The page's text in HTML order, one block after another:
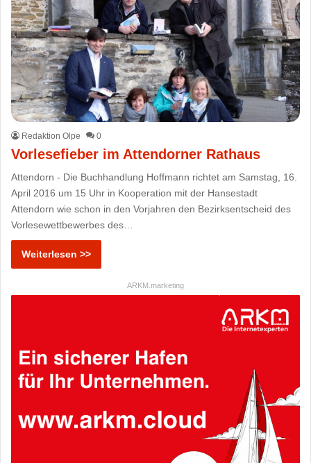
Redaktion Olpe 0
Vorlesefieber im Attendorner Rathaus
Attendorn - Die Buchhandlung Hoffmann richtet am Samstag, 16.
April 2016 um 15 Uhr in Kooperation mit der Hansestadt
Attendorn wie schon in den Vorjahren den Bezirksentscheid des
Vorlesewettbewerbes des…
Weiterlesen >>
ARKM.marketing